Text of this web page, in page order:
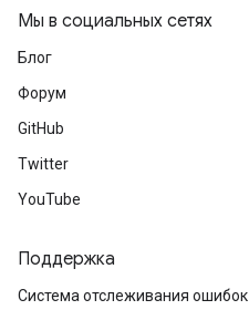
Мы в социальных сетях
Блог
Форум
GitHub
Twitter
YouTube
Поддержка
Система отслеживания ошибок